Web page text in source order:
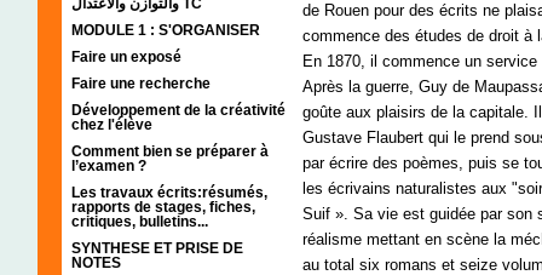
والتوازن والاعتدال TC
MODULE 1 : S'ORGANISER
Faire un exposé
Faire une recherche
Développement de la créativité
chez l'élève
Comment bien se préparer à
l’examen ?
Les travaux écrits:résumés,
rapports de stages, fiches,
critiques, bulletins...
SYNTHESE ET PRISE DE
NOTES
de Rouen pour des écrits ne
commence des études de droit à
En 1870, il commence un
Après la guerre, Guy de
goûte aux plaisirs de la capitale.
Gustave Flaubert qui le prend
par écrire des poèmes, puis se
les écrivains naturalistes aux
Suif ». Sa vie est guidée par son
réalisme mettant en scène la
au total six romans et seize